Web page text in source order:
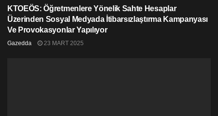
KTOEÖS: Öğretmenlere Yönelik Sahte Hesaplar
Üzerinden Sosyal Medyada İtibarsızlaştırma Kampanyası
Ve Provokasyonlar Yapılıyor
Gazedda 23 MART 2025